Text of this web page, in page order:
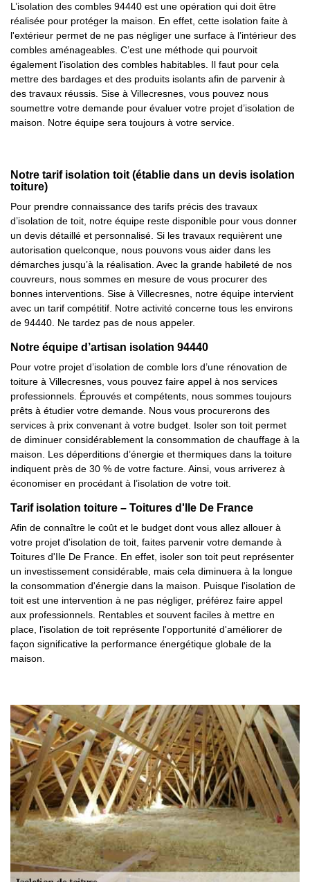
L’isolation des combles 94440 est une opération qui doit être
réalisée pour protéger la maison. En effet, cette isolation faite à
l'extérieur permet de ne pas négliger une surface à l’intérieur des
combles aménageables. C’est une méthode qui pourvoit
également l’isolation des combles habitables. Il faut pour cela
mettre des bardages et des produits isolants afin de parvenir à
des travaux réussis. Sise à Villecresnes, vous pouvez nous
soumettre votre demande pour évaluer votre projet d’isolation de
maison. Notre équipe sera toujours à votre service.
Notre tarif isolation toit (établie dans un devis isolation
toiture)
Pour prendre connaissance des tarifs précis des travaux
d’isolation de toit, notre équipe reste disponible pour vous donner
un devis détaillé et personnalisé. Si les travaux requièrent une
autorisation quelconque, nous pouvons vous aider dans les
démarches jusqu’à la réalisation. Avec la grande habileté de nos
couvreurs, nous sommes en mesure de vous procurer des
bonnes interventions. Sise à Villecresnes, notre équipe intervient
avec un tarif compétitif. Notre activité concerne tous les environs
de 94440. Ne tardez pas de nous appeler.
Notre équipe d’artisan isolation 94440
Pour votre projet d’isolation de comble lors d’une rénovation de
toiture à Villecresnes, vous pouvez faire appel à nos services
professionnels. Éprouvés et compétents, nous sommes toujours
prêts à étudier votre demande. Nous vous procurerons des
services à prix convenant à votre budget. Isoler son toit permet
de diminuer considérablement la consommation de chauffage à la
maison. Les déperditions d’énergie et thermiques dans la toiture
indiquent près de 30 % de votre facture. Ainsi, vous arriverez à
économiser en procédant à l’isolation de votre toit.
Tarif isolation toiture – Toitures d'Ile De France
Afin de connaître le coût et le budget dont vous allez allouer à
votre projet d'isolation de toit, faites parvenir votre demande à
Toitures d'Ile De France. En effet, isoler son toit peut représenter
un investissement considérable, mais cela diminuera à la longue
la consommation d'énergie dans la maison. Puisque l'isolation de
toit est une intervention à ne pas négliger, préférez faire appel
aux professionnels. Rentables et souvent faciles à mettre en
place, l’isolation de toit représente l'opportunité d'améliorer de
façon significative la performance énergétique globale de la
maison.